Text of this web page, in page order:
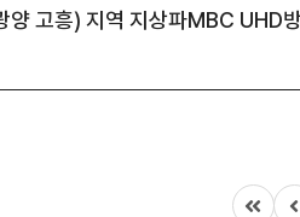
양 고흥) 지역 지상파MBC UHD